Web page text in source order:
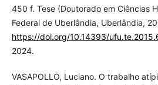
450 f. Tese (Doutorado em Ciências
Federal de Uberlândia, Uberlândia,
https://doi.org/10.14393/
2024.
VASAPOLLO, Luciano. O trabalho